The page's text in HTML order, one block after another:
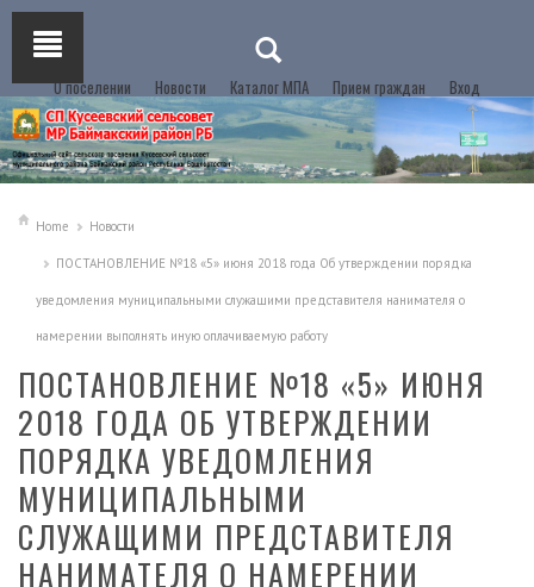
О поселении Новости Каталог МПА Прием граждан Вход
Home Новости
ПОСТАНОВЛЕНИЕ №18 «5» июня 2018 года Об утверждении порядка
уведомления муниципальными служащими представителя нанимателя о
намерении выполнять иную оплачиваемую работу
ПОСТАНОВЛЕНИЕ №18 «5» ИЮНЯ
2018 ГОДА ОБ УТВЕРЖДЕНИИ
ПОРЯДКА УВЕДОМЛЕНИЯ
МУНИЦИПАЛЬНЫМИ
СЛУЖАЩИМИ ПРЕДСТАВИТЕЛЯ
НАНИМАТЕЛЯ О НАМЕРЕНИИ